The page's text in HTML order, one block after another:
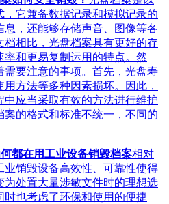
，它兼备数据记录和模拟记录的
息，还能够存储声音、图像等各
档相比，光盘档案具有更好的存
率和更易复制运用的特点。然
需要注意的事项。首先，光盘寿
方法等多种因素损坏。因此，
中应当采取有效的方法进行维护
案的格式和标准不统一，不同的
都在用工业设备销毁档案相对
业销毁设备高效性、可靠性使得
为处置大量涉敏文件时的理想选
时也考虑了环保和使用的便捷